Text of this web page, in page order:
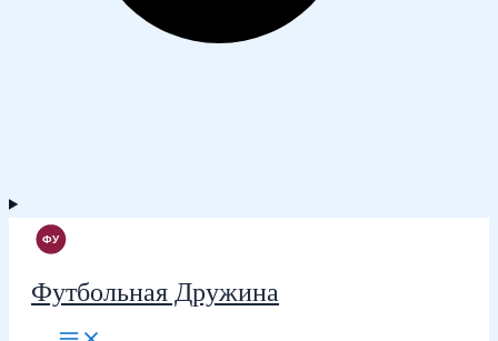
Футбольная Дружина